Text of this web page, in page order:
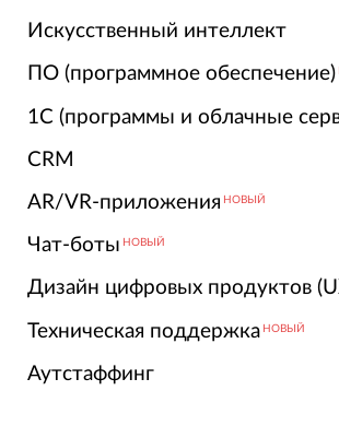
Искусственный интеллект
ПО (программное обеспечение)
1С (программы и облачные
CRM
AR/VR-приложения НОВЫЙ
Чат-боты НОВЫЙ
Дизайн цифровых продуктов
Техническая поддержка НОВЫЙ
Аутстаффинг